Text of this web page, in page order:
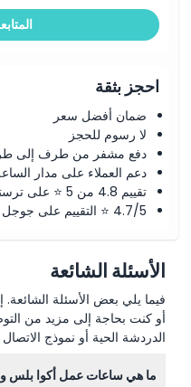
احجز بثقة
ضمان أفضل سعر
لا رسوم للحجز
دفع مشفر من طرف إلى
دعم العملاء على مدار
تقييم 4.8 من 5 ⭐ على ترستبايلوت
4.7/5 ⭐ التقييم على جوجل
الأسئلة الشائعة
فيما يلي بعض الأسئلة
أو كنت بحاجة إلى مزيد من
الدردشة الحية أو نموذج
ما هي ساعات عمل أكوا بلس